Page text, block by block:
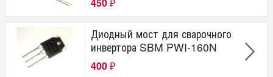
DWI-160
PWM-160
DWI-180N
KPWM 800C
ЗАС-М3-140
₽
Диодный мост для сварочного
инвертора SBM PWI-160N
400 ₽